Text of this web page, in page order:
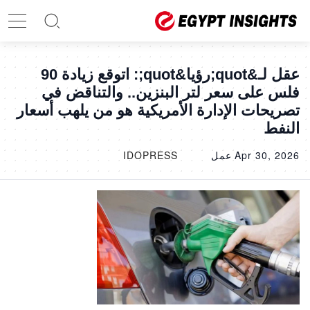
عقل لـ&quot;رؤيا&quot;: اتوقع زيادة 90
فلس على سعر لتر البنزين.. والتناقض في
تصريحات الإدارة الأمريكية هو من يلهب أسعار
النفط
Apr 30, 2026 عمل IDOPRESS